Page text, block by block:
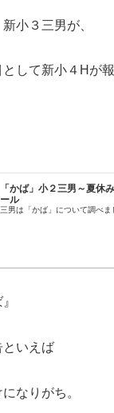
小３三男が、
して新小４Hが
「かば」小２三男～夏休
ール
三男は「かば」について調べま
といえば
なりがち。